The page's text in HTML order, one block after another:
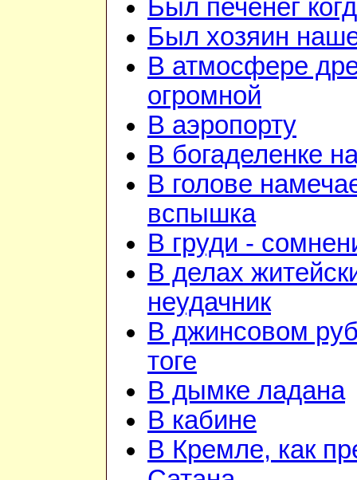
Был печенег
Был хозяин
В атмосфере
огромной
В аэропорту
В богаделенке
В голове
вспышка
В груди -
В делах
неудачник
В джинсовом
тоге
В дымке ладана
В кабине
В Кремле, как